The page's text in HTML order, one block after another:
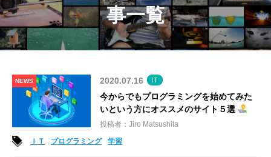
事一覧
NEWS 2020.07.16 IT
今からでもプログラミングを始めてみた
いという方にオススメのサイト５選
投稿者：Jiro Matsushita
ＩＴ
プログラミング 学習